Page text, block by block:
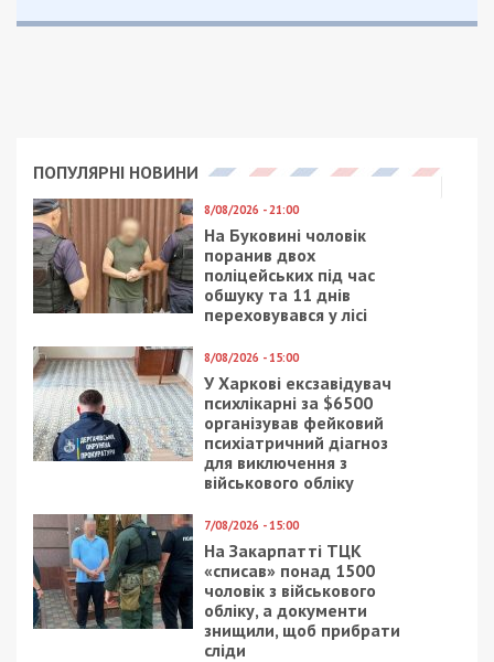
Я кормил, убирал за ней. Она вообще не разговаривала.
начались финансовые проблемы, дом продали за
долги и переехали в эту квартиру. Спустя еще
некоторое время, умер глава семьи и их жизнь с
сыном поменялась.
Другие люди, жившие по соседству с Ниной
Гончаренко 25 лет назад, рассказали, что уже
тогда семья вела себя неадекватно.
Нина познакомилась с мужем Николаем в
психиатрической больнице. Как оказалось,
Вячеслав не единственный ребенок. Старший сын
Николай давно умер. После смерти сына,
мужчина попросил у соседей лопату, чтобы
выкопать покойного. Когда неблагополучные
соседи съезжали, отставили после себя завалы
мусора.
В сюжете “Состояние мумии” говорится и о
других случаях, требующих немедленного
вмешательства. Эксперты утверждают, что
увидев подобное в своем окружении, не нужно